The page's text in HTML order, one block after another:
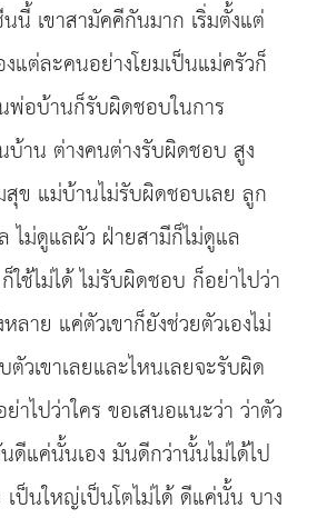
นี้ เขาสามัคคีกันมาก เริ่มตั้งแต่
แต่ละคนอย่างโยมเป็นแม่ครัวก็
พ่อบ้านก็รับผิดชอบในการ
บ้าน ต่างคนต่างรับผิดชอบ สูง
ข แม่บ้านไม่รับผิดชอบเลย ลูก
ไม่ดูแลผัว ฝ่ายสามีก็ไม่ดูแล
ช้ไม่ได้ ไม่รับผิดชอบ ก็อย่าไปว่า
ลาย แค่ตัวเขาก็ยังช่วยตัวเองไม่
ตัวเขาเลยและไหนเลยจะรับผิด
าไปว่าใคร ขอเสนอแนะว่า ว่าตัว
ดีแค่นั้นเอง มันดีกว่านั้นไม่ได้ไป
ป็นใหญ่เป็นโตไม่ได้ ดีแค่นั้น บาง